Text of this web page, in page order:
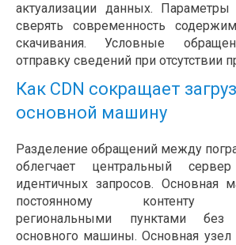
актуализации данных. Параметры
сверять современность
скачивания. Условные
отправку сведений при отсутствии
Как CDN сокращает
основной машину
Разделение обращений между
облегчает центральный
идентичных запросов. Основная
постоянному контенту
региональными пунктами без
основного машины. Основная